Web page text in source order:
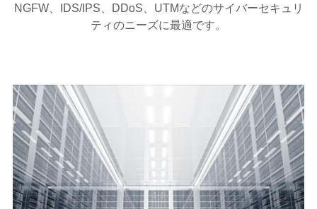
NGFW、IDS/IPS、DDoS、UTMなどのサイバーセキュリ
ティのニーズに最適です。